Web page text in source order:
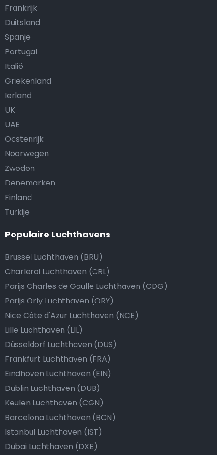
Frankrijk
Duitsland
Spanje
Portugal
Italië
Griekenland
Ierland
UK
UAE
Oostenrijk
Noorwegen
Zweden
Denemarken
Finland
Turkije
Populaire Luchthavens
Brussel Luchthaven (BRU)
Charleroi Luchthaven (CRL)
Parijs Charles de Gaulle Luchthaven (CDG)
Parijs Orly Luchthaven (ORY)
Nice Côte d'Azur Luchthaven (NCE)
Lille Luchthaven (LIL)
Düsseldorf Luchthaven (DUS)
Frankfurt Luchthaven (FRA)
Eindhoven Luchthaven (EIN)
Dublin Luchthaven (DUB)
Keulen Luchthaven (CGN)
Barcelona Luchthaven (BCN)
Istanbul Luchthaven (IST)
Dubai Luchthaven (DXB)